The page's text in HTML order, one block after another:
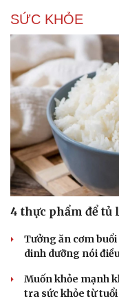
SỨC KHỎE
4 thực phẩm để tủ
Tưởng ăn cơm
dinh dưỡng nói
Muốn khỏe mạnh
tra sức khỏe từ tuổi